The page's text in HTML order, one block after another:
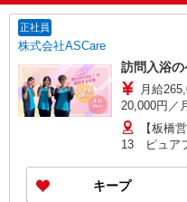
正社員
株式会社ASCare
訪問入浴の
月給
20,000円／
月） 別途残
代全額支給
【板橋
13 ピュア
ン1F東 【
領町五丁目
キープ